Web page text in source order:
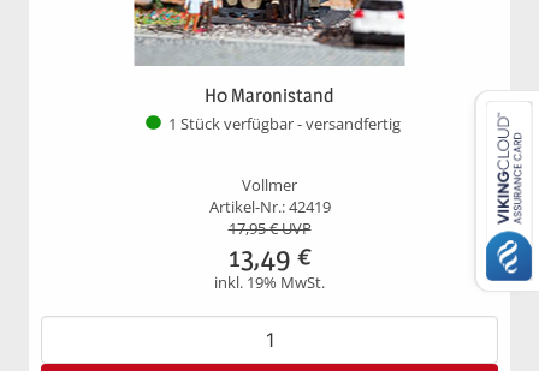
H0 Maronistand
1 Stück verfügbar - versandfertig
Vollmer
Artikel-Nr.: 42419
17,95€ UVP
13,49 €
inkl. 19% MwSt.